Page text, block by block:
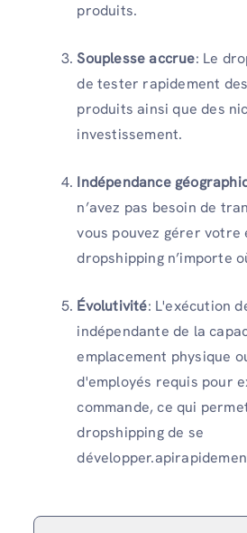
produits.
Souplesse accrue: Le
de tester rapidement
produits ainsi que des
investissement.
Indépendance
n’avez pas besoin de
vous pouvez gérer votre
dropshipping n’importe
Évolutivité: L'exécution
indépendante de la
emplacement physique
d'employés requis pour
commande, ce qui
dropshipping de se